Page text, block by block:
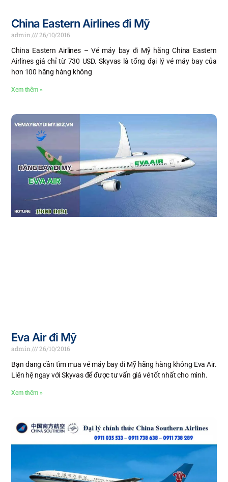
China Eastern Airlines đi Mỹ
admin
26/10/2016
China Eastern Airlines – Vé máy bay đi Mỹ hãng China Eastern
Airlines giá chỉ từ 730 USD. Skyvas là tổng đại lý vé máy bay của
hơn 100 hãng hàng không
Xem thêm »
Eva Air đi Mỹ
admin
26/10/2016
Bạn đang cần tìm mua vé máy bay đi Mỹ hãng hàng không Eva Air.
Liên hệ ngay với Skyvas để được tư vấn giá vé tốt nhất cho mình.
Xem thêm »